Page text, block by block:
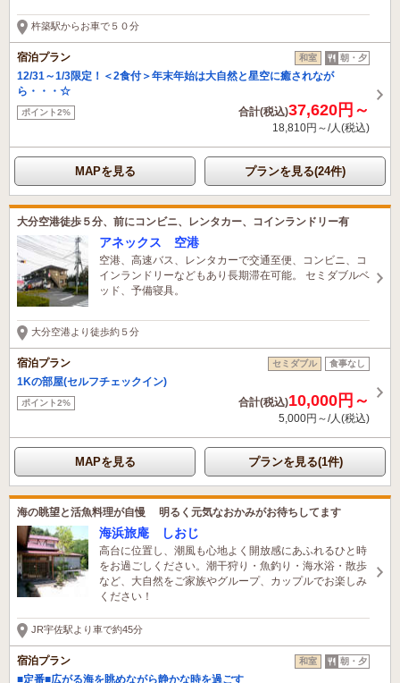
杵築駅からお車で５０分
宿泊プラン 和室 朝・夕
12/31～1/3限定！＜2食付＞年末年始は大自然と星空に癒されなが
ら・・・☆
ポイント2% 合計(税込)37,620円～
18,810円～/人(税込)
MAPを見る プランを見る(24件)
大分空港徒歩５分、前にコンビニ、レンタカー、コインランドリー有
アネックス 空港
空港、高速バス、レンタカーで交通至便、コンビニ、コ
インランドリーなどもあり長期滞在可能。 セミダブルベ
ッド、予備寝具。
大分空港より徒歩約５分
宿泊プラン セミダブル 食事なし
1Kの部屋(セルフチェックイン)
ポイント2% 合計(税込)10,000円～
5,000円～/人(税込)
MAPを見る プランを見る(1件)
海の眺望と活魚料理が自慢 明るく元気なおかみがお待ちしてます
海浜旅庵 しおじ
高台に位置し、潮風も心地よく開放感にあふれるひと時
をお過ごしください。潮干狩り・魚釣り・海水浴・散歩
など、大自然をご家族やグループ、カップルでお楽しみ
ください！
JR宇佐駅より車で約45分
宿泊プラン 和室 朝・夕
■定番■広がる海を眺めながら静かな時を過ごす